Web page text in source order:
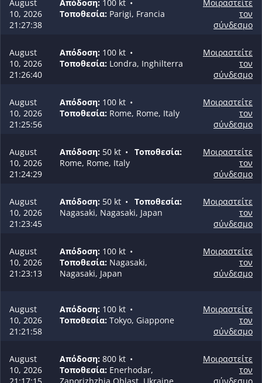
August
10, 2026
21:27:38
Απόδοση: 100 kt •
Τοποθεσία: Parigi, Francia
Μοιραστείτε
τον
σύνδεσμο
August
10, 2026
21:26:40
Απόδοση: 100 kt •
Τοποθεσία: Londra, Inghilterra
Μοιραστείτε
τον
σύνδεσμο
August
10, 2026
21:25:56
Απόδοση: 100 kt •
Τοποθεσία: Rome, Rome, Italy
Μοιραστείτε
τον
σύνδεσμο
August
10, 2026
21:24:29
Απόδοση: 50 kt •
Τοποθεσία:
Rome, Rome, Italy
Μοιραστείτε
τον
σύνδεσμο
August
10, 2026
21:23:45
Απόδοση: 50 kt •
Τοποθεσία:
Nagasaki, Nagasaki, Japan
Μοιραστείτε
τον
σύνδεσμο
August
10, 2026
21:23:13
Απόδοση: 100 kt •
Τοποθεσία: Nagasaki,
Nagasaki, Japan
Μοιραστείτε
τον
σύνδεσμο
August
10, 2026
21:21:58
Απόδοση: 100 kt •
Τοποθεσία: Tokyo, Giappone
Μοιραστείτε
τον
σύνδεσμο
August
10, 2026
21:17:15
Απόδοση: 800 kt •
Τοποθεσία: Enerhodar,
Zaporizhzhia Oblast, Ukraine
Μοιραστείτε
τον
σύνδεσμο